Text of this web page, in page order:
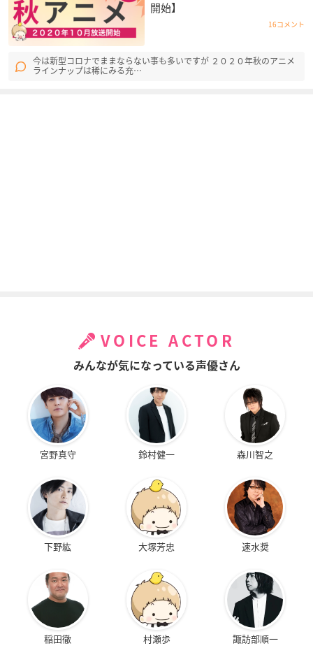
開始】
16コメント
今は新型コロナでままならない事も多いですが ２０２０年秋のアニメ
ラインナップは稀にみる充…
VOICE ACTOR
みんなが気になっている声優さん
宮野真守 鈴村健一 森川智之
下野紘 大塚芳忠 速水奨
稲田徹 村瀬歩 諏訪部順一